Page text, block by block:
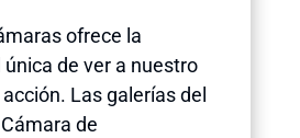
ofrece la
de ver a nuestro
Las galerías del
de